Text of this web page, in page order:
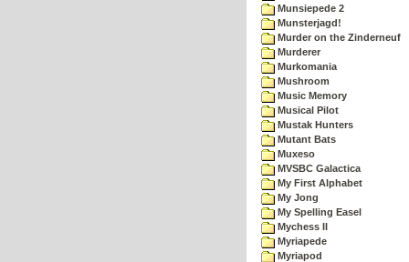
Munsiepede 2
Munsterjagd!
Murder on the Zinderneuf
Murderer
Murkomania
Mushroom
Music Memory
Musical Pilot
Mustak Hunters
Mutant Bats
Muxeso
MVSBC Galactica
My First Alphabet
My Jong
My Spelling Easel
Mychess II
Myriapede
Myriapod